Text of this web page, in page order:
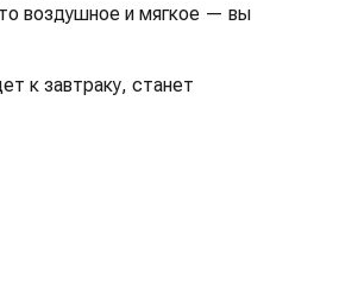
воздушное и мягкое — вы
к завтраку, станет